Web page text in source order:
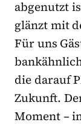
abgenutzt
glänzt mit
Für uns
die darauf
Zukunft.
Moment –